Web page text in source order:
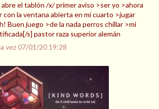
el tablón /x/ primer aviso >ser yo >ahora
con la ventana abierta en mi cuarto >jugar
Buen juego >de la nada perros chillar >mi
s] pastor raza superior alemán
vez07/01/20 19:28